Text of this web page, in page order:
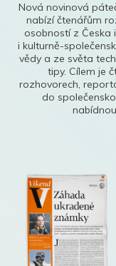
Nová novinová
nabízí čtenářům
osobností z Česka
i kulturně-
vědy a ze světa
tipy. Cílem je
rozhovorech,
do